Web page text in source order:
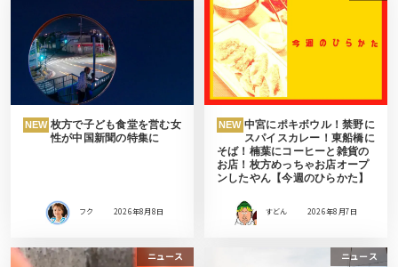
NEW 枚方で子ども食堂を営む女
性が中国新聞の特集に
フク 2026年8月8日
NEW 中宮にポキボウル！禁野に
スパイスカレー！東船橋に
そば！楠葉にコーヒーと雑貨の
お店！枚方めっちゃお店オープ
ンしたやん【今週のひらかた】
すどん 2026年8月7日
ニュース ニュース